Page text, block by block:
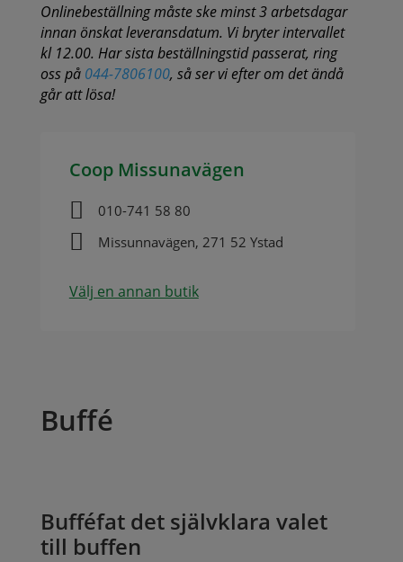
Onlinebeställning måste ske minst 3 arbetsdagar
innan önskat leveransdatum. Vi bryter intervallet
kl 12.00. Har sista beställningstid passerat, ring
oss på 044-7806100, så ser vi efter om det ändå
går att lösa!
Coop Missunavägen
 010-741 58 80
 Missunnavägen, 271 52 Ystad
Välj en annan butik
Buffé
Bufféfat det självklara valet
till buffen